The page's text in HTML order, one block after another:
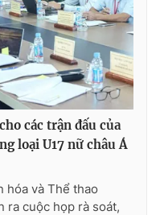
các trận đấu của
loại U17 nữ châu Á
hóa và Thể thao
ra cuộc họp rà soát,